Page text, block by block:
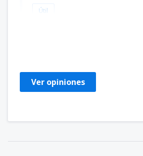
Útil
Ver opiniones